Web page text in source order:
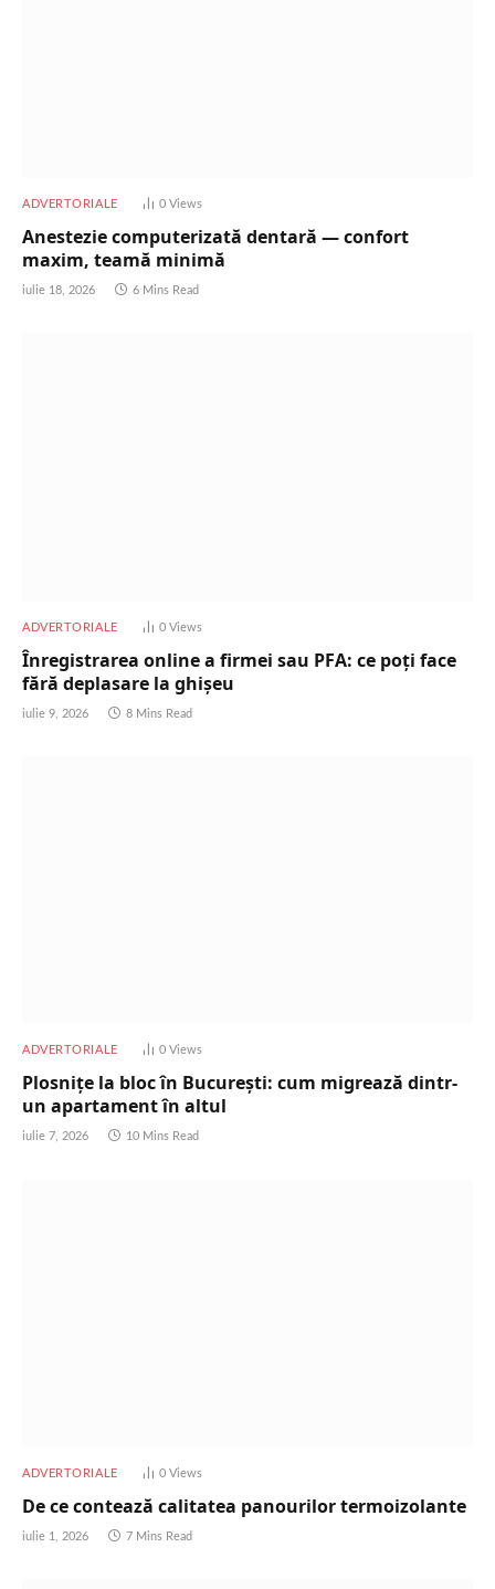
ADVERTORIALE 0 Views
Anestezie computerizată dentară — confort
maxim, teamă minimă
iulie 18, 2026 6 Mins Read
ADVERTORIALE 0 Views
Înregistrarea online a firmei sau PFA: ce poți face
fără deplasare la ghișeu
iulie 9, 2026 8 Mins Read
ADVERTORIALE 0 Views
Plosnițe la bloc în București: cum migrează dintr-
un apartament în altul
iulie 7, 2026 10 Mins Read
ADVERTORIALE 0 Views
De ce contează calitatea panourilor termoizolante
iulie 1, 2026 7 Mins Read